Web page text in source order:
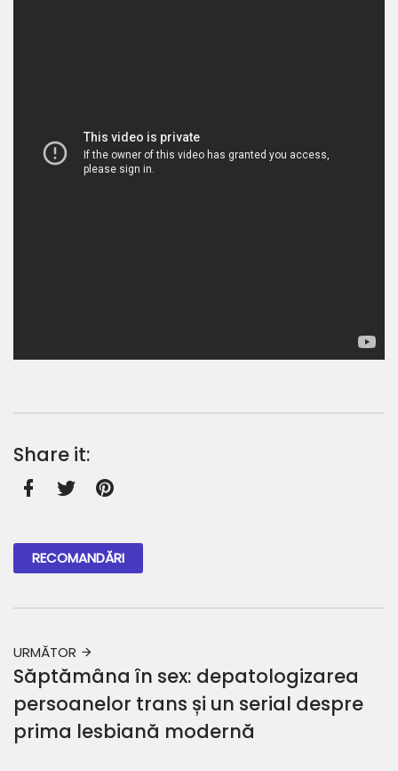
Share it:
RECOMANDĂRI
URMĂTOR
Săptămâna în sex: depatologizarea
persoanelor trans și un serial despre
prima lesbiană modernă